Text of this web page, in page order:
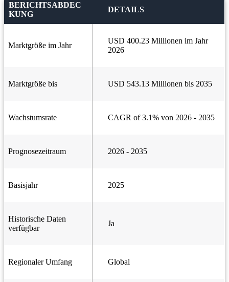
BERICHTSABDEC
KUNG
DETAILS
Marktgröße im Jahr
USD 400.23 Millionen im Jahr
2026
Marktgröße bis USD 543.13 Millionen bis 2035
Wachstumsrate CAGR of 3.1% von 2026 - 2035
Prognosezeitraum 2026 - 2035
Basisjahr 2025
Historische Daten
verfügbar
Ja
Regionaler Umfang Global